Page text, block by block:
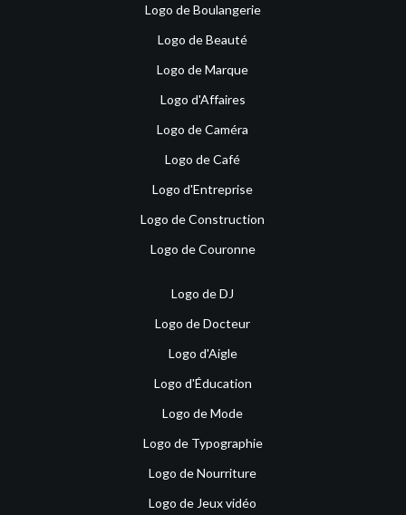
Logo de Boulangerie
Logo de Beauté
Logo de Marque
Logo d'Affaires
Logo de Caméra
Logo de Café
Logo d'Entreprise
Logo de Construction
Logo de Couronne
Logo de DJ
Logo de Docteur
Logo d'Aigle
Logo d'Éducation
Logo de Mode
Logo de Typographie
Logo de Nourriture
Logo de Jeux vidéo